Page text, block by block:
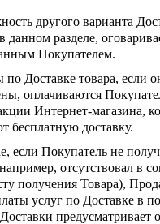
другого варианта
данном разделе,
Покупателем.
по Доставке товара, если
оплачиваются
Интернет-магазина,
бесплатную доставку.
если Покупатель не
отсутствовал в
получения Товара),
услуг по Доставке в
предусматривает